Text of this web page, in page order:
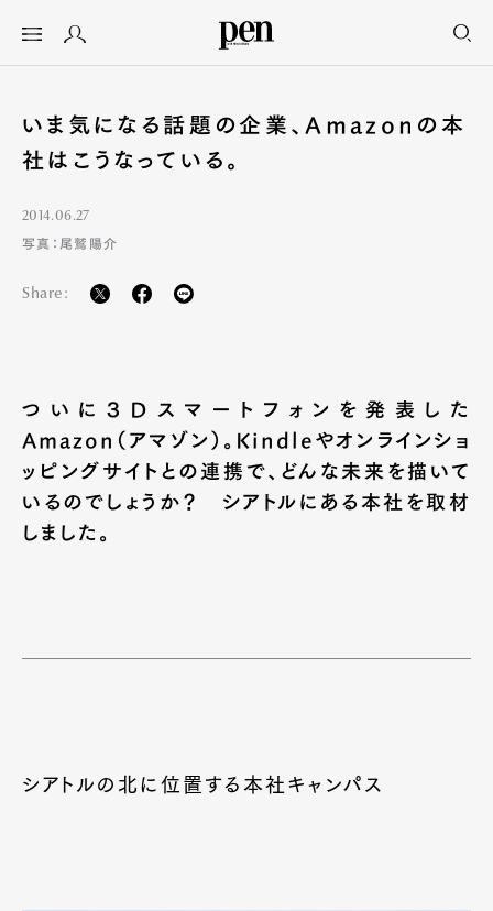
いま気になる話題の企業、Amazonの本
社はこうなっている。
2014.06.27
写真：尾鷲陽介
Share:
ついに３Dスマートフォンを発表した
Amazon（アマゾン）。Kindleやオンラインショ
ッピングサイトとの連携で、どんな未来を描いて
いるのでしょうか？ シアトルにある本社を取材
しました。
シアトルの北に位置する本社キャンパス